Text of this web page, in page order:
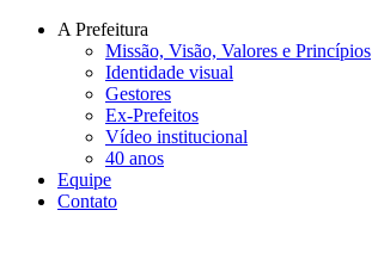
Conteúdo principal
A Prefeitura
Missão, Visão, Valores e Princípios
Identidade visual
Gestores
Ex-Prefeitos
Vídeo institucional
40 anos
Equipe
Contato